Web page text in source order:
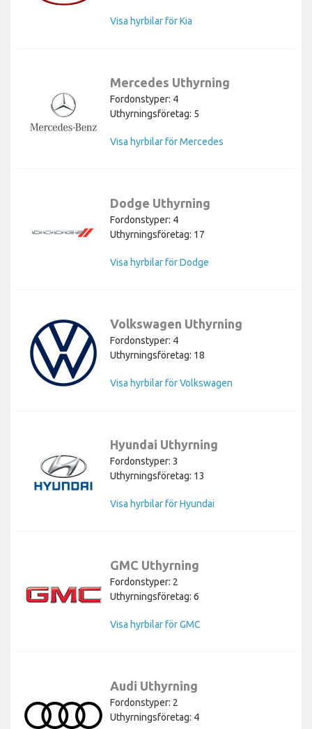
Visa hyrbilar för Kia
Mercedes Uthyrning
Fordonstyper: 4
Uthyrningsföretag: 5
Visa hyrbilar för Mercedes
Dodge Uthyrning
Fordonstyper: 4
Uthyrningsföretag: 17
Visa hyrbilar för Dodge
Volkswagen Uthyrning
Fordonstyper: 4
Uthyrningsföretag: 18
Visa hyrbilar för Volkswagen
Hyundai Uthyrning
Fordonstyper: 3
Uthyrningsföretag: 13
Visa hyrbilar för Hyundai
GMC Uthyrning
Fordonstyper: 2
Uthyrningsföretag: 6
Visa hyrbilar för GMC
Audi Uthyrning
Fordonstyper: 2
Uthyrningsföretag: 4